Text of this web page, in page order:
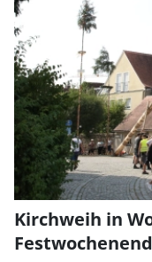
Kirchweih in